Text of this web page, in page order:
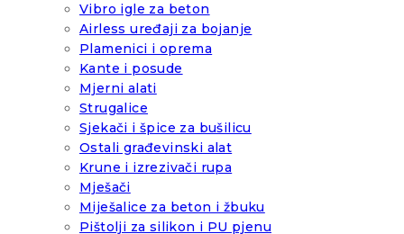
Vibro igle za beton
Airless uređaji za bojanje
Plamenici i oprema
Kante i posude
Mjerni alati
Strugalice
Sjekači i špice za bušilicu
Ostali građevinski alat
Krune i izrezivači rupa
Mješači
Miješalice za beton i žbuku
Pištolji za silikon i PU pjenu